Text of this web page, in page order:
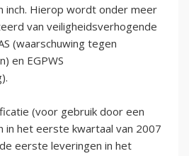
inch. Hierop wordt onder meer
van veiligheidsverhogende
(waarschuwing tegen
en EGPWS
(voor gebruik door een
in het eerste kwartaal van 2007
eerste leveringen in het